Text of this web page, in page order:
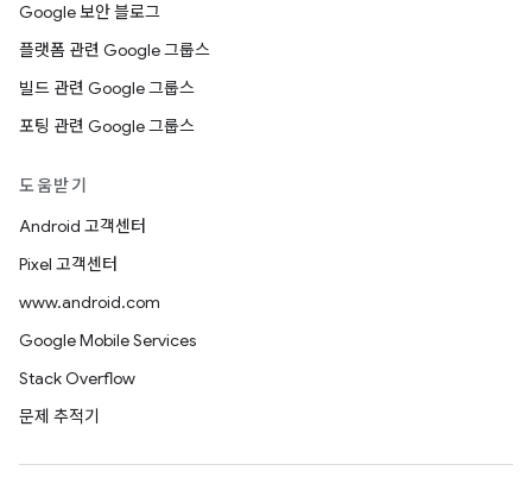
Google 보안 블로그
플랫폼 관련 Google 그룹스
빌드 관련 Google 그룹스
포팅 관련 Google 그룹스
도움받기
Android 고객센터
Pixel 고객센터
www.android.com
Google Mobile Services
Stack Overflow
문제 추적기